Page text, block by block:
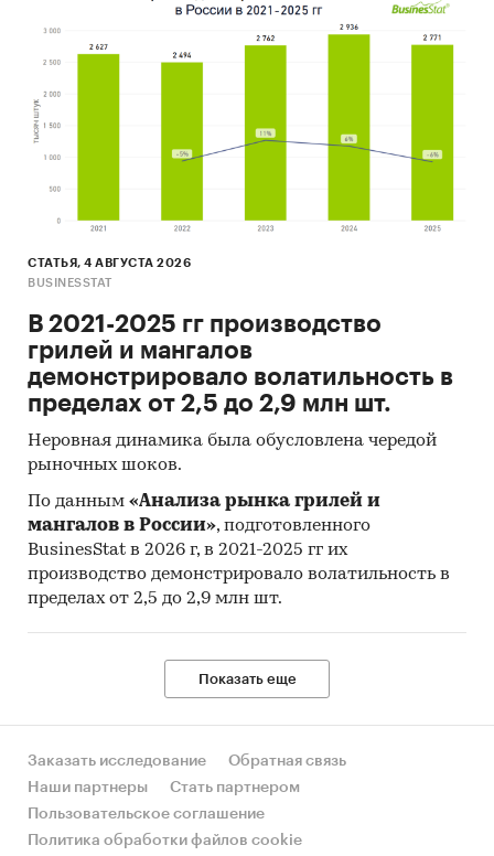
СТАТЬЯ, 4 АВГУСТА 2026
BUSINESSTAT
В 2021-2025 гг производство
грилей и мангалов
демонстрировало волатильность в
пределах от 2,5 до 2,9 млн шт.
Неровная динамика была обусловлена чередой
рыночных шоков.
По данным «Анализа рынка грилей и
мангалов в России», подготовленного
BusinesStat в 2026 г, в 2021-2025 гг их
производство демонстрировало волатильность в
пределах от 2,5 до 2,9 млн шт.
Показать еще
Заказать исследование
Обратная связь
Наши партнеры
Стать партнером
Пользовательское соглашение
Политика обработки файлов cookie